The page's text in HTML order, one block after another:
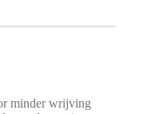
minder wrijving